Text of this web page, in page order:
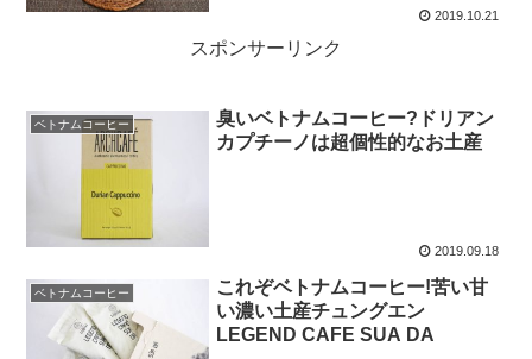
2019.10.21
スポンサーリンク
ベトナムコーヒー
臭いベトナムコーヒー?ドリアン
カプチーノは超個性的なお土産
2019.09.18
ベトナムコーヒー
これぞベトナムコーヒー!苦い甘
い濃い土産チュングエン
LEGEND CAFE SUA DA